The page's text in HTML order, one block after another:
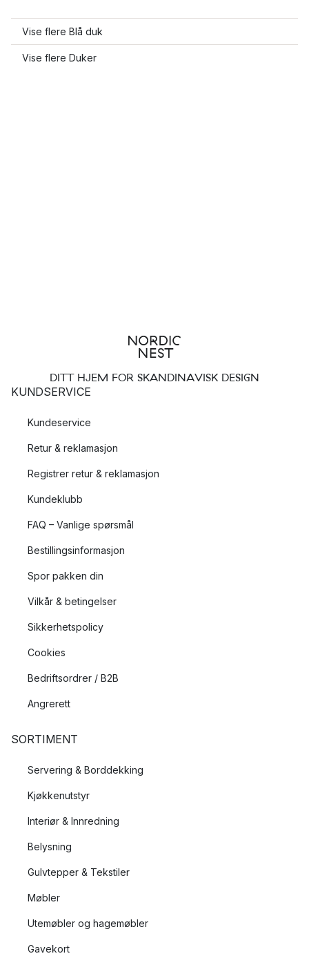
Vise flere Blå duk
Vise flere Duker
DITT HJEM FOR SKANDINAVISK DESIGN
KUNDSERVICE
Kundeservice
Retur & reklamasjon
Registrer retur & reklamasjon
Kundeklubb
FAQ – Vanlige spørsmål
Bestillingsinformasjon
Spor pakken din
Vilkår & betingelser
Sikkerhetspolicy
Cookies
Bedriftsordrer / B2B
Angrerett
SORTIMENT
Servering & Borddekking
Kjøkkenutstyr
Interiør & Innredning
Belysning
Gulvtepper & Tekstiler
Møbler
Utemøbler og hagemøbler
Gavekort